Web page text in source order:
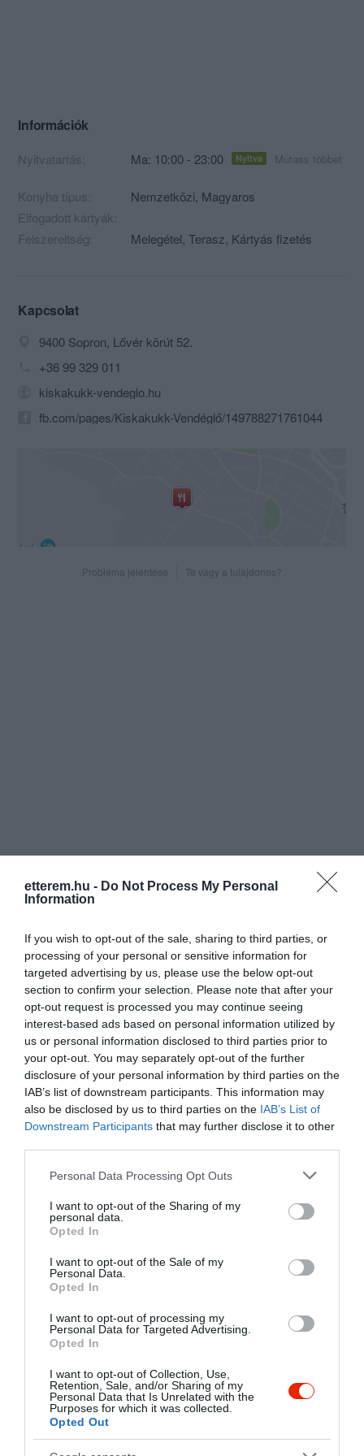
etterem.hu - Do Not Process My Personal
Information
If you wish to opt-out of the sale, sharing to third parties, or
processing of your personal or sensitive information for
targeted advertising by us, please use the below opt-out
section to confirm your selection. Please note that after your
opt-out request is processed you may continue seeing
interest-based ads based on personal information utilized by
us or personal information disclosed to third parties prior to
your opt-out. You may separately opt-out of the further
disclosure of your personal information by third parties on the
IAB’s list of downstream participants. This information may
also be disclosed by us to third parties on the IAB’s List of
Downstream Participants that may further disclose it to other
Please note that this website/app uses one or more Google
not limited to your visit or usage behaviour. You may click to
grant or deny consent to Google and its third-party tags to
use your data for below specified purposes in below Google
consent section.
Personal Data Processing Opt Outs
I want to opt-out of the Sharing of my
personal data.
Opted In
I want to opt-out of the Sale of my
Personal Data.
Opted In
I want to opt-out of processing my
Personal Data for Targeted Advertising.
Opted In
I want to opt-out of Collection, Use,
Retention, Sale, and/or Sharing of my
Personal Data that Is Unrelated with the
Purposes for which it was collected.
Opted Out
Információk
Nyitvatartás: Ma: 10:00 - 23:00 Nyitva Mutass többet
Konyha típus: Nemzetközi, Magyaros
Elfogadott kártyák:
Felszereltség:
Melegétel, Terasz, Kártyás fizetés
Kapcsolat
9400 Sopron, Lővér körút 52.
+36 99 329 011
kiskakukk-vendeglo.hu
fb.com/pages/Kiskakukk-Vendéglő/149788271761044
Probléma jelentése Te vagy a tulajdonos?
Értékelések Értékeld Te is
4.5
Összesen 6
5 5
4 0
3 0
1
1 0
2021. Augusztus 25.
A napi menü ízletes és finom a
kiszolgálás kedves udvarias
nekünk a kedvenc éttermünk
kiváló árakkal és kedves
Dovalovszki Éva
2019. Augusztus 4.
A napi menü ízletes, finom
volt. Máskor is betérünk, ha
arra járunk.
Jelentés